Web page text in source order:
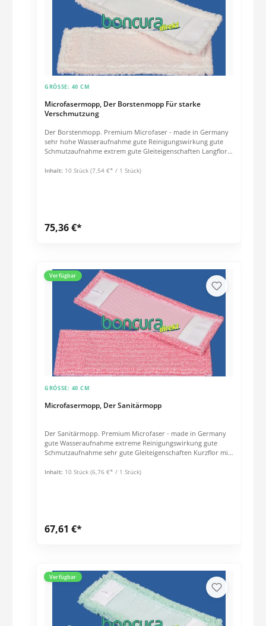
Microfasermopp, Der Borstenmopp Für starke
Verschmutzung
GRÖSSE: 40 CM
Der Borstenmopp. Premium Microfaser - made in Germany
sehr hohe Wasseraufnahme gute Reinigungswirkung gute
Schmutzaufnahme extrem gute Gleiteigenschaften Langflor
rutschfestem und sehr unebenem Boden 80% Polyester, 20
Inhalt: 10 Stück (7,54 €* / 1 Stück)
75,36 €*
Verfügbar
Microfasermopp, Der Sanitärmopp
GRÖSSE: 40 CM
Der Sanitärmopp. Premium Microfaser - made in Germany
gute Wasseraufnahme extreme Reinigungswirkung gute
Schmutzaufnahme sehr gute Gleiteigenschaften Kurzflor mit
Polyester, 20% Polyamid
Inhalt: 10 Stück (6,76 €* / 1 Stück)
67,61 €*
Verfügbar